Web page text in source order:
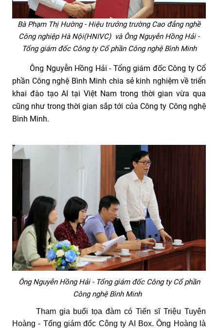
Bà Phạm Thị Hường - Hiệu trưởng trường Cao đẳng nghề
Công nghiệp Hà Nội(HNIVC) và Ông Nguyễn Hồng Hải -
Tổng giám đốc Công ty Cổ phần Công nghệ Bình Minh
Ông Nguyễn Hồng Hải - Tổng giám đốc Công ty Cổ
phần Công nghệ Bình Minh chia sẻ kinh nghiệm về triển
khai đào tạo AI tại Việt Nam trong thời gian vừa qua
cũng như trong thời gian sắp tới của Công ty Công nghệ
Bình Minh.
Ông Nguyễn Hồng Hải - Tổng giám đốc Công ty Cổ phần
Công nghệ Bình Minh
Tham gia buổi tọa đàm có Tiến sĩ Triệu Tuyên
Hoàng - Tổng giám đốc Công ty AI Box. Ông Hoàng là